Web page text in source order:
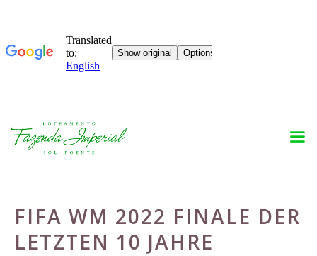
Skip
FIFA WM 2022 FINALE DER
LETZTEN 10 JAHRE